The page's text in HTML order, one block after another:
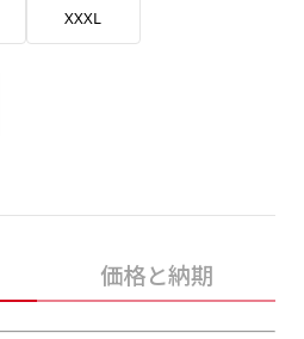
XXXL
価格と納期
イントです。ハーフ用のポ
プ・クリップタイプがござ
ーや商品棚にぴったりで
イントです。ハーフ用のポ
プ・クリップタイプがござ
ーや商品棚にぴったりで